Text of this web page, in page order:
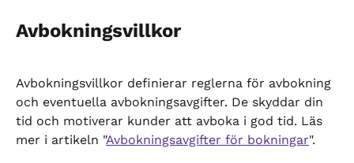
Avbokningsvillkor
Avbokningsvillkor definierar reglerna för avbokning
och eventuella avbokningsavgifter. De skyddar din
tid och motiverar kunder att avboka i god tid. Läs
mer i artikeln "Avbokningsavgifter för bokningar".